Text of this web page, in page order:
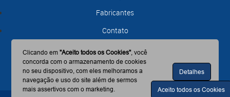
Fabricantes
Contato
Clicando em"Aceito todos os Cookies", você
concorda com o armazenamento de cookies
no seu dispositivo, com eles melhoramos a
navegação e uso do site além de sermos
mais assertivos com o marketing.
Detalhes
Aceito todos os Cookies